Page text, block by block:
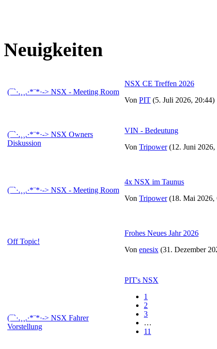
Neuigkeiten
(¯`·.¸¸.·*¨*·-> NSX - Meeting Room
NSX CE Treffen 2026
Von PIT (5. Juli 2026, 20:44)
(¯`·.¸¸.·*¨*·-> NSX Owners
Diskussion
VIN - Bedeutung
Von Tripower(12. Juni 2026,
(¯`·.¸¸.·*¨*·-> NSX - Meeting Room
4x NSX im Taunus
Von Tripower(18. Mai 2026,
Off Topic!
Frohes Neues Jahr 2026
Von enesix (31. Dezember
(¯`·.¸¸.·*¨*·-> NSX Fahrer
Vorstellung
PIT's NSX
1
2
3
…
11